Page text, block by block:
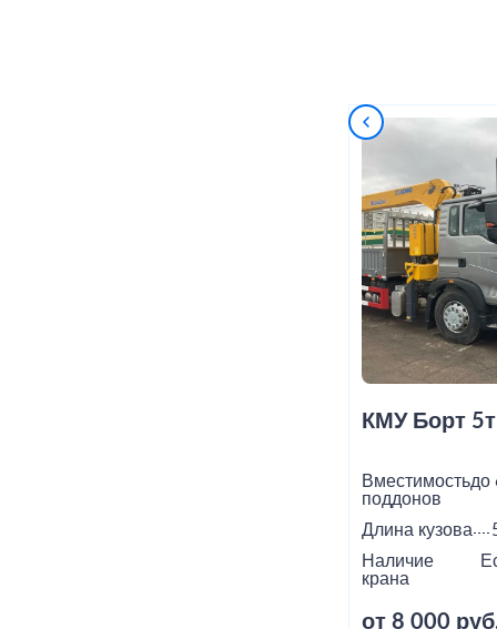
КМУ Борт 5т
Вместимость
поддонов
до
Длина кузова
Наличие
крана
от 8 000